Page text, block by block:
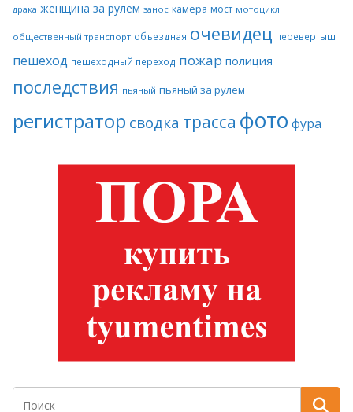
драка женщина за рулем занос камера мост мотоцикл
общественный транспорт объездная очевидец перевертыш
пешеход пешеходный переход пожар полиция
последствия пьяный пьяный за рулем
регистратор сводка трасса фото фура